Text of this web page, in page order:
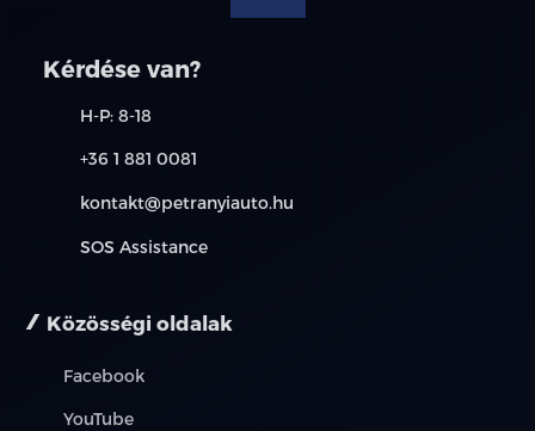
információkért kérjen árajánlatot vagy vegye fel velünk a
kérjük, érdeklődjön munkatársainknál. A meghirdetett
érvényes, a részletekről érdeklődjön a munkatársainknál.
Kérdése van?
H-P: 8-18
+36 1 881 0081
kontakt@petranyiauto.hu
SOS Assistance
Közösségi oldalak
Facebook
YouTube